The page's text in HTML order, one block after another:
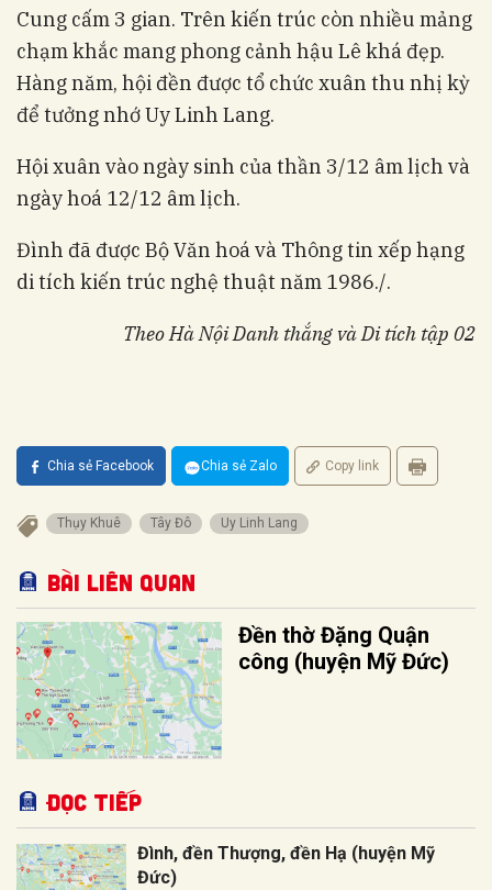
Cung cấm 3 gian. Trên kiến trúc còn nhiều mảng
chạm khắc mang phong cảnh hậu Lê khá đẹp.
Hàng năm, hội đền được tổ chức xuân thu nhị kỳ
để tưởng nhớ Uy Linh Lang.
Hội xuân vào ngày sinh của thần 3/12 âm lịch và
ngày hoá 12/12 âm lịch.
Đình đã được Bộ Văn hoá và Thông tin xếp hạng
di tích kiến trúc nghệ thuật năm 1986./.
Theo Hà Nội Danh thắng và Di tích tập 02
Chia sẻ Facebook Chia sẻ Zalo Copy link
Thụy Khuê Tây Đô Uy Linh Lang
Bài liên quan
Đền thờ Đặng Quận
công (huyện Mỹ Đức)
Đọc tiếp
Đình, đền Thượng, đền Hạ (huyện Mỹ
Đức)